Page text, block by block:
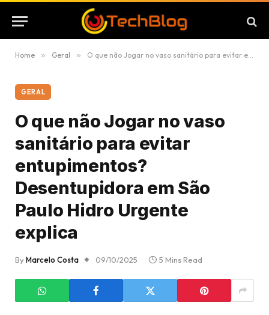
Home » Geral » O que não Jogar no vaso sanitário para evitar entupimentos? Desentupidora em São Paulo Hidro Urgente explica
GERAL
O que não Jogar no vaso
sanitário para evitar
entupimentos?
Desentupidora em São
Paulo Hidro Urgente
explica
ByMarcelo Costa 09/10/2025 5 Mins Read